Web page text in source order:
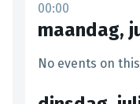
00:00
maandag,
No events on